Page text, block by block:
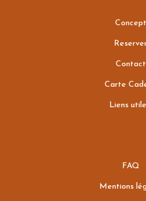
Concept
Contact
Carte
Liens
FAQ
Mentions